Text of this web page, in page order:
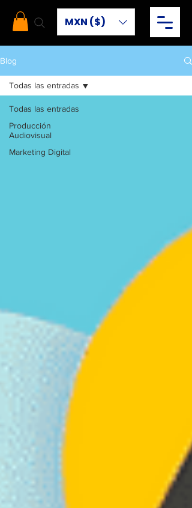
MXN ($)
Blog
Todas las entradas
Producción
Audiovisual
Marketing Digital
Todas las entradas